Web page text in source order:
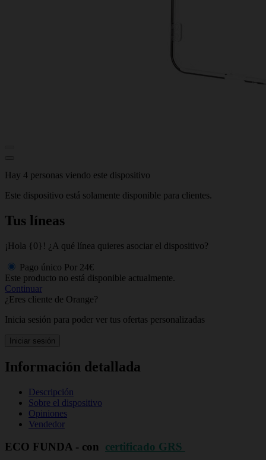
Hay 4 personas viendo este dispositivo
Este dispositivo está solamente disponible para clientes.
Tus líneas
¡Hola {0}! ¿A qué línea quieres asociar el dispositivo?
Pago único Por 24€
Este producto no está disponible actualmente.
Continuar
¿Eres cliente de Orange?
Inicia sesión para poder ver tus ofertas personalizadas
Iniciar sesión
Información detallada
Descripción
Sobre el dispositivo
Opiniones
Vendedor
ECO FUNDA - con certificado GRS